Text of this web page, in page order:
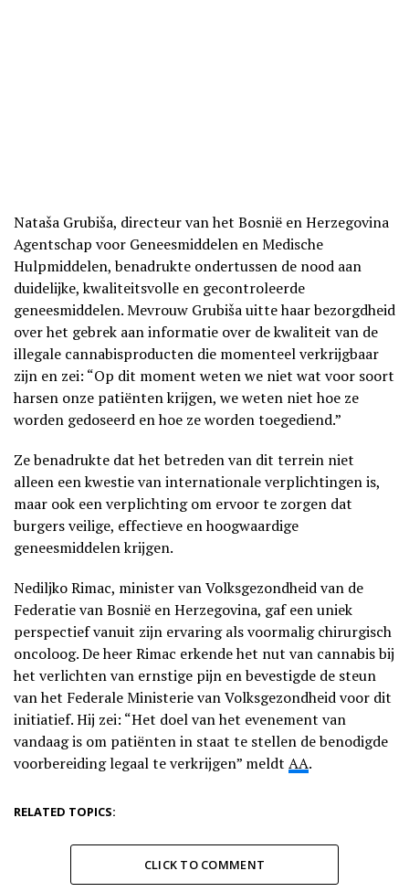
Nataša Grubiša, directeur van het Bosnië en Herzegovina
Agentschap voor Geneesmiddelen en Medische
Hulpmiddelen, benadrukte ondertussen de nood aan
duidelijke, kwaliteitsvolle en gecontroleerde
geneesmiddelen. Mevrouw Grubiša uitte haar bezorgdheid
over het gebrek aan informatie over de kwaliteit van de
illegale cannabisproducten die momenteel verkrijgbaar
zijn en zei: “Op dit moment weten we niet wat voor soort
harsen onze patiënten krijgen, we weten niet hoe ze
worden gedoseerd en hoe ze worden toegediend.”
Ze benadrukte dat het betreden van dit terrein niet
alleen een kwestie van internationale verplichtingen is,
maar ook een verplichting om ervoor te zorgen dat
burgers veilige, effectieve en hoogwaardige
geneesmiddelen krijgen.
Nediljko Rimac, minister van Volksgezondheid van de
Federatie van Bosnië en Herzegovina, gaf een uniek
perspectief vanuit zijn ervaring als voormalig chirurgisch
oncoloog. De heer Rimac erkende het nut van cannabis bij
het verlichten van ernstige pijn en bevestigde de steun
van het Federale Ministerie van Volksgezondheid voor dit
initiatief. Hij zei: “Het doel van het evenement van
vandaag is om patiënten in staat te stellen de benodigde
voorbereiding legaal te verkrijgen” meldt AA.
RELATED TOPICS:
CLICK TO COMMENT